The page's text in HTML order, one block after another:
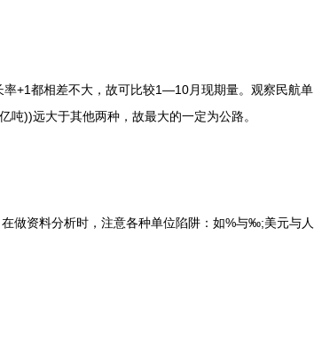
+1都相差不大，故可比较1—10月现期量。观察民航单
))远大于其他两种，故最大的一定为公路。
资料分析时，注意各种单位陷阱：如%与‰;美元与人